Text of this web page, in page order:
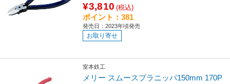
¥3,810 (税込)
ポイント：381
発売日：2023年頃発売
お取り寄せ
室本鉄工
メリー スムースプラニッパ150mm 170P